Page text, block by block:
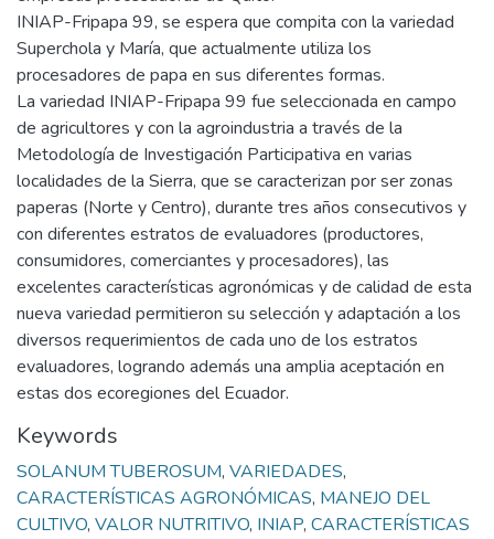
INIAP-Fripapa 99, se espera que compita con la variedad
Superchola y María, que actualmente utiliza los
procesadores de papa en sus diferentes formas.
La variedad INIAP-Fripapa 99 fue seleccionada en campo
de agricultores y con la agroindustria a través de la
Metodología de Investigación Participativa en varias
localidades de la Sierra, que se caracterizan por ser zonas
paperas (Norte y Centro), durante tres años consecutivos y
con diferentes estratos de evaluadores (productores,
consumidores, comerciantes y procesadores), las
excelentes características agronómicas y de calidad de esta
nueva variedad permitieron su selección y adaptación a los
diversos requerimientos de cada uno de los estratos
evaluadores, logrando además una amplia aceptación en
estas dos ecoregiones del Ecuador.
Keywords
SOLANUM TUBEROSUM, VARIEDADES,
CARACTERÍSTICAS AGRONÓMICAS, MANEJO DEL
CULTIVO, VALOR NUTRITIVO, INIAP, CARACTERÍSTICAS